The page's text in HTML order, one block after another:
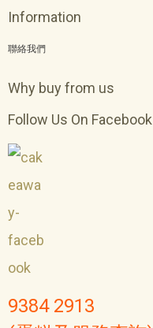
Information
聯絡我們
Why buy from us
Follow Us On Facebook
9384 2913